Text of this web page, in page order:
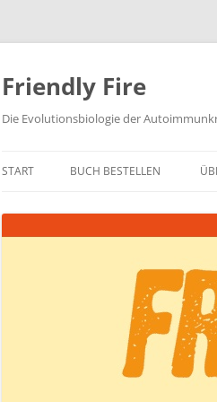
Zum
springen
Friendly Fire
Die Evolutionsbiologie der
START BUCH BESTELLEN